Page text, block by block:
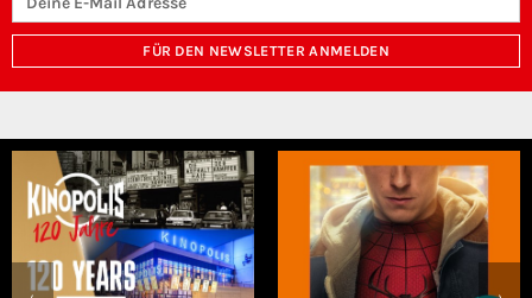
FÜR DEN NEWSLETTER ANMELDEN